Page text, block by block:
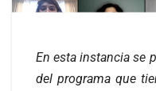
En esta instancia se
del programa que